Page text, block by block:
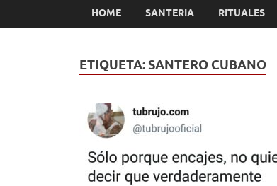
HOME SANTERIA RITUALES
ETIQUETA: SANTERO CUBANO